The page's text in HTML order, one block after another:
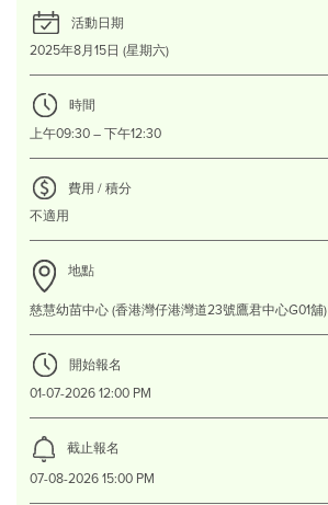
活動日期
2025年8月15日 (星期六)
時間
上午09:30 – 下午12:30
費用 / 積分
不適用
地點
慈慧幼苗中心 (香港灣仔港灣道23號鷹君中心G01舖)
開始報名
01-07-2026 12:00 PM
截止報名
07-08-2026 15:00 PM